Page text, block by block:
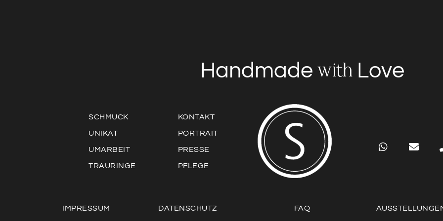
Handmade with Love
SCHMUCK
UNIKAT
UMARBEIT
TRAURINGE
KONTAKT
PORTRAIT
PRESSE
PFLEGE
IMPRESSUM DATENSCHUTZ FAQ